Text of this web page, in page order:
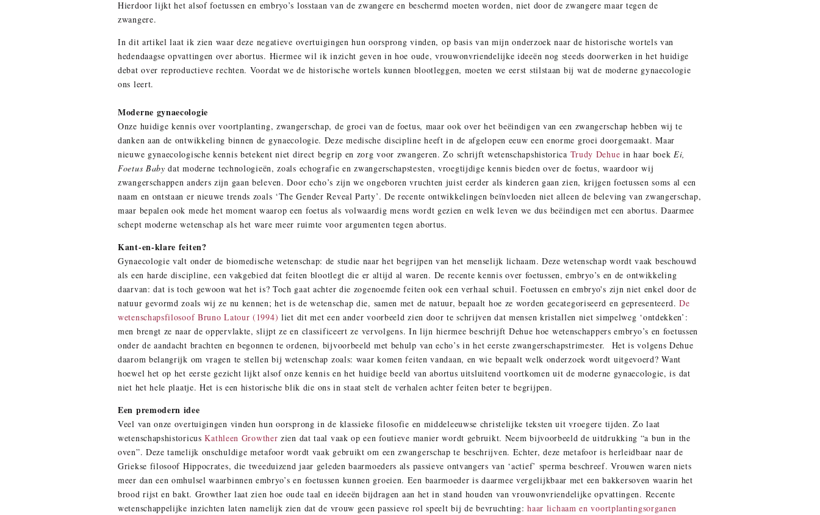
Hierdoor lijkt het alsof foetussen en embryo’s losstaan van de zwangere en beschermd moeten worden, niet door de zwangere maar tegen de
zwangere.
In dit artikel laat ik zien waar deze negatieve overtuigingen hun oorsprong vinden, op basis van mijn onderzoek naar de historische wortels van
hedendaagse opvattingen over abortus. Hiermee wil ik inzicht geven in hoe oude, vrouwonvriendelijke ideeën nog steeds doorwerken in het huidige
debat over reproductieve rechten. Voordat we de historische wortels kunnen blootleggen, moeten we eerst stilstaan bij wat de moderne gynaecologie
ons leert.
Moderne gynaecologie
Onze huidige kennis over voortplanting, zwangerschap, de groei van de foetus, maar ook over het beëindigen van een zwangerschap hebben wij te
danken aan de ontwikkeling binnen de gynaecologie. Deze medische discipline heeft in de afgelopen eeuw een enorme groei doorgemaakt. Maar
nieuwe gynaecologische kennis betekent niet direct begrip en zorg voor zwangeren. Zo schrijft wetenschapshistorica Trudy Dehue in haar boekEi,
Foetus Baby dat moderne technologieën, zoals echografie en zwangerschapstesten, vroegtijdige kennis bieden over de foetus, waardoor wij
zwangerschappen anders zijn gaan beleven. Door echo’s zijn we ongeboren vruchten juist eerder als kinderen gaan zien, krijgen foetussen soms al een
naam en ontstaan er nieuwe trends zoals ‘The Gender Reveal Party’. De recente ontwikkelingen beïnvloeden niet alleen de beleving van zwangerschap,
maar bepalen ook mede het moment waarop een foetus als volwaardig mens wordt gezien en welk leven we dus beëindigen met een abortus. Daarmee
schept moderne wetenschap als het ware meer ruimte voor argumenten tegen abortus.
Kant-en-klare feiten?
Gynaecologie valt onder de biomedische wetenschap: de studie naar het begrijpen van het menselijk lichaam. Deze wetenschap wordt vaak beschouwd
als een harde discipline, een vakgebied dat feiten blootlegt die er altijd al waren. De recente kennis over foetussen, embryo’s en de ontwikkeling
daarvan: dat is toch gewoon wat het is? Toch gaat achter die zogenoemde feiten ook een verhaal schuil. Foetussen en embryo's zijn niet enkel door de
natuur gevormd zoals wij ze nu kennen; het is de wetenschap die, samen met de natuur, bepaalt hoe ze worden gecategoriseerd en gepresenteerd.De
wetenschapsfilosoof Bruno Latour (1994) liet dit met een ander voorbeeld zien door te schrijven dat mensen kristallen niet simpelweg ‘ontdekken’:
men brengt ze naar de oppervlakte, slijpt ze en classificeert ze vervolgens. In lijn hiermee beschrijft Dehue hoe wetenschappers embryo’s en foetussen
onder de aandacht brachten en begonnen te ordenen, bijvoorbeeld met behulp van echo’s in het eerste zwangerschapstrimester. Het is volgens Dehue
daarom belangrijk om vragen te stellen bij wetenschap zoals: waar komen feiten vandaan, en wie bepaalt welk onderzoek wordt uitgevoerd? Want
hoewel het op het eerste gezicht lijkt alsof onze kennis en het huidige beeld van abortus uitsluitend voortkomen uit de moderne gynaecologie, is dat
niet het hele plaatje. Het is een historische blik die ons in staat stelt de verhalen achter feiten beter te begrijpen.
Een premodern idee
Veel van onze overtuigingen vinden hun oorsprong in de klassieke filosofie en middeleeuwse christelijke teksten uit vroegere tijden. Zo laat
wetenschapshistoricusKathleen Growther zien dat taal vaak op een foutieve manier wordt gebruikt. Neem bijvoorbeeld de uitdrukking “a bun in the
oven”. Deze tamelijk onschuldige metafoor wordt vaak gebruikt om een zwangerschap te beschrijven. Echter, deze metafoor is herleidbaar naar de
Griekse filosoof Hippocrates, die tweeduizend jaar geleden baarmoeders als passieve ontvangers van ‘actief’ sperma beschreef. Vrouwen waren niets
meer dan een omhulsel waarbinnen embryo’s en foetussen kunnen groeien. Een baarmoeder is daarmee vergelijkbaar met een bakkersoven waarin het
brood rijst en bakt. Growther laat zien hoe oude taal en ideeën bijdragen aan het in stand houden van vrouwonvriendelijke opvattingen. Recente
wetenschappelijke inzichten laten namelijk zien dat de vrouw geen passieve rol speelt bij de bevruchting:haar lichaam en voortplantingsorganen